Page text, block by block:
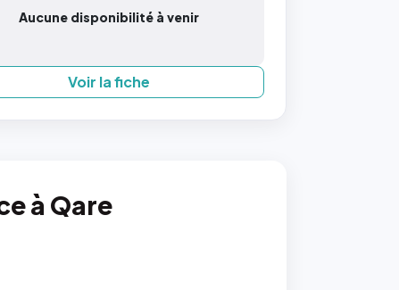
Aucune disponibilité à venir
Voir la fiche
à Qare